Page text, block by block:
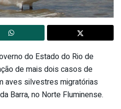
do Estado do Rio de
de mais dois casos de
aves silvestres migratórias
Barra, no Norte Fluminense.